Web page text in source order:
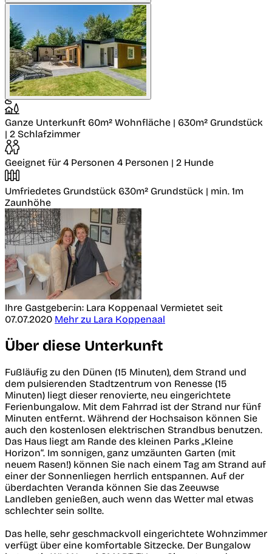
Ganze Unterkunft 60m² Wohnfläche | 630m² Grundstück
| 2 Schlafzimmer
Geeignet für 4 Personen 4 Personen | 2 Hunde
Umfriedetes Grundstück 630m² Grundstück | min. 1m
Zaunhöhe
Ihre Gastgeber:in: Lara Koppenaal Vermietet seit
07.07.2020 Mehr zu Lara Koppenaal
Über diese Unterkunft
Fußläufig zu den Dünen (15 Minuten), dem Strand und
dem pulsierenden Stadtzentrum von Renesse (15
Minuten) liegt dieser renovierte, neu eingerichtete
Ferienbungalow. Mit dem Fahrrad ist der Strand nur fünf
Minuten entfernt. Während der Hochsaison können Sie
auch den kostenlosen elektrischen Strandbus benutzen.
Das Haus liegt am Rande des kleinen Parks „Kleine
Horizon“. Im sonnigen, ganz umzäunten Garten (mit
neuem Rasen!) können Sie nach einem Tag am Strand auf
einer der Sonnenliegen herrlich entspannen. Auf der
überdachten Veranda können Sie das Zeeuwse
Landleben genießen, auch wenn das Wetter mal etwas
schlechter sein sollte.
Das helle, sehr geschmackvoll eingerichtete Wohnzimmer
verfügt über eine komfortable Sitzecke. Der Bungalow